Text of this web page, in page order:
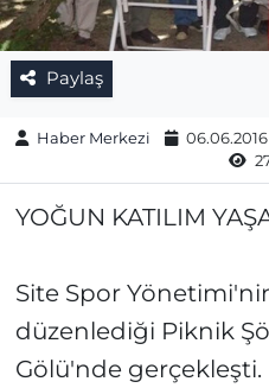
Paylaş
Haber Merkezi
YOĞUN KATILIM
Site Spor
düzenlediği Piknik
Gölü'nde gerçekleşti.